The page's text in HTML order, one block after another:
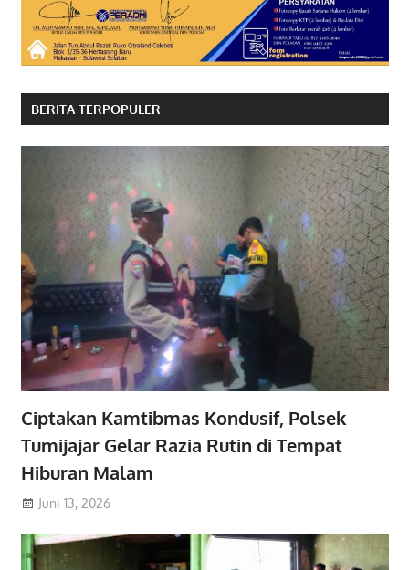
BERITA TERPOPULER
Ciptakan Kamtibmas Kondusif, Polsek
Tumijajar Gelar Razia Rutin di Tempat
Hiburan Malam
Juni 13, 2026